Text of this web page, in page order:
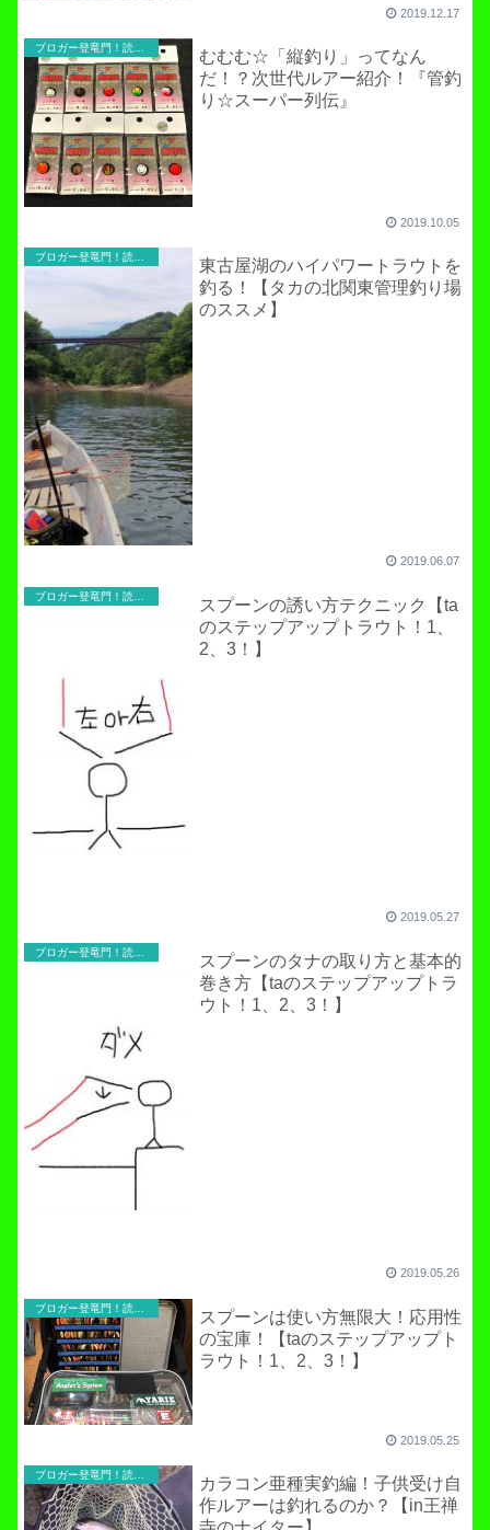
2019.12.17
ブロガー登竜門！読者寄稿のコーナー
むむむ☆「縦釣り」ってなん
だ！？次世代ルアー紹介！『管釣
り☆スーパー列伝』
2019.10.05
東古屋湖のハイパワートラウトを
釣る！【タカの北関東管理釣り場
のススメ】
2019.06.07
スプーンの誘い方テクニック【ta
のステップアップトラウト！1、
2、3！】
2019.05.27
スプーンのタナの取り方と基本的
巻き方【taのステップアップトラ
ウト！1、2、3！】
2019.05.26
スプーンは使い方無限大！応用性
の宝庫！【taのステップアップト
ラウト！1、2、3！】
2019.05.25
カラコン亜種実釣編！子供受け自
作ルアーは釣れるのか？【in王禅